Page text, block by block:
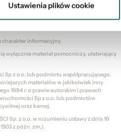
Ustawienia plików cookie
charakter informacyjny.
wyłącznie materiał pomocniczy, ułatwiający
Sp z o.o. lub podmiotu współpracującego.
materiałów w jakikolwiek inny
1994 r. o prawie autorskim i prawach
Sp z o.o. lub podmiotów
oraz karnej.
Sp. z o.o. w rozumieniu ustawy z dnia 16
z późn. zm.).